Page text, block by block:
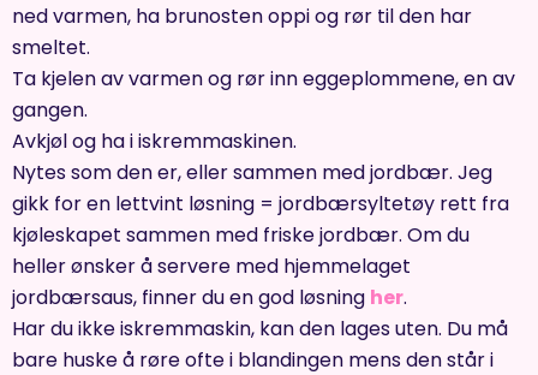
ned varmen, ha brunosten oppi og rør til den har
smeltet.
Ta kjelen av varmen og rør inn eggeplommene, en av
gangen.
Avkjøl og ha i iskremmaskinen.
Nytes som den er, eller sammen med jordbær. Jeg
gikk for en lettvint løsning = jordbærsyltetøy rett fra
kjøleskapet sammen med friske jordbær. Om du
heller ønsker å servere med hjemmelaget
jordbærsaus, finner du en god løsning her.
Har du ikke iskremmaskin, kan den lages uten. Du må
bare huske å røre ofte i blandingen mens den står i